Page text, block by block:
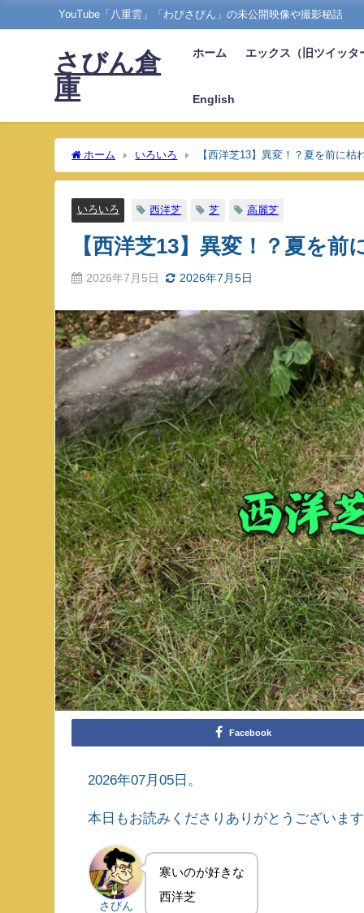
YouTube「八重雲」「わびさびん」の未公開映像や撮影秘話
さびん倉
庫
ホーム エックス（旧ツイッタ
English
ホーム いろいろ 【西洋芝13】異変！？夏を前に枯
いろいろ 西洋芝 芝 高麗芝
【西洋芝13】異変！？夏を前
2026年7月5日 2026年7月5日
Facebook
2026年07月05日。
本日もお読みくださりありがとうございま
さびん
寒いのが好きな
西洋芝